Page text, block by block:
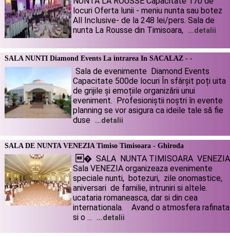
locuri Oferta lunii - meniu nunta sau botez
All Inclusive- de la 248 lei/pers. Sala de
nunta La Rousse din Timisoara,
...detalii
SALA NUNTI Diamond Events La intrarea In SACALAZ - -
Sala de evenimente Diamond Events
Capacitate 500de locuri În sfârșit poți uita
de grijile și emoțiile organizării unui
eveniment. Profesioniștii noștri în evente
planning se vor asigura ca ideile tale să fie
duse
...detalii
SALA DE NUNTA VENEZIA Timiso Timisoara - Ghiroda
� SALA NUNTA TIMISOARA VENEZIA
Sala VENEZIA organizeaza evenimente
speciale nunti, botezuri, zile onomastice,
aniversari de familie, intruniri si altele.
ucataria romaneasca, dar si din cea
internationala. Avand o atmosfera rafinata
si o ...
...detalii